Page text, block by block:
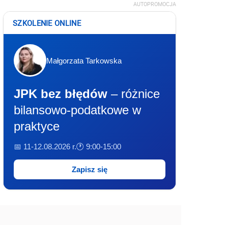
AUTOPROMOCJA
SZKOLENIE ONLINE
Małgorzata Tarkowska
JPK bez błędów – różnice
bilansowo-podatkowe w
praktyce
📅 11-12.08.2026 r.🕐 9:00-15:00
Zapisz się